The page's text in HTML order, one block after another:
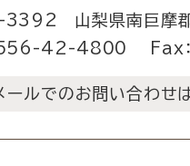
3392
山梨県南巨摩
42-4800
ールでのお問い合わせ